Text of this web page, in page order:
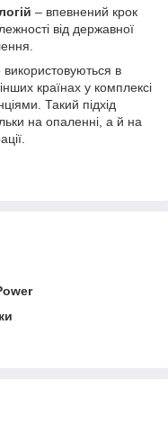
– впевнений крок
від державної
використовуються в
країнах у комплексі
Такий підхід
на опаленні, а й на